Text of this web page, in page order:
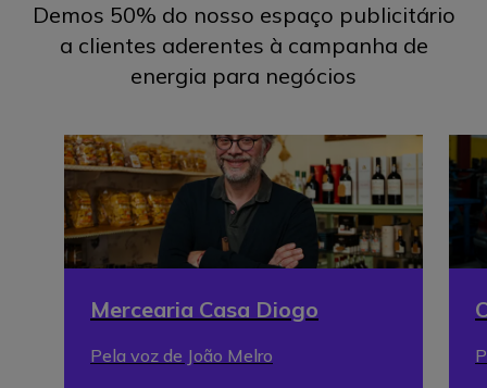
Demos 50% do nosso espaço publicitário
a clientes aderentes à campanha de
energia para negócios
Mercearia Casa Diogo
Pela voz de João Melro